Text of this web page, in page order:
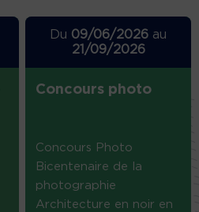
Du 09/06/2026 au
21/09/2026
Concours photo
Concours Photo
Bicentenaire de la
photographie
Architecture en noir en